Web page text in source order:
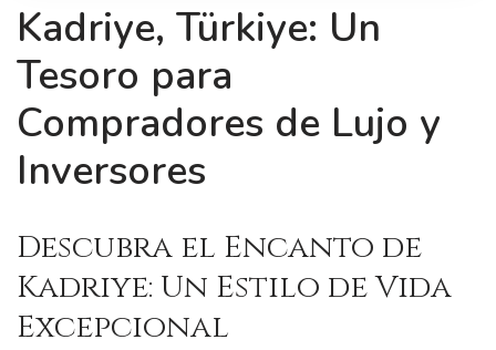
Kadriye, Türkiye: Un
Tesoro para
Compradores de Lujo y
Inversores
Descubra el Encanto de
Kadriye: Un Estilo de Vida
Excepcional